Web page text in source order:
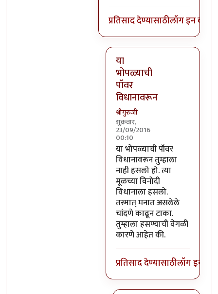
प्रतिसाद देण्यासाठीलॉग इन करा
या
भोपळ्याची
पॉवर
विधानावरून
श्रीगुरुजी
शुक्रवार,
23/09/2016
00:10
In reply toवर सांगितलेला अर्थ
या भोपळ्याची पॉवर
विधानावरून तुम्हाला
नाही हसलो हो. त्या
मूळच्या विनोदी
विधानाला हसलो.
तस्मात् मनात असलेले
चांदणे काढून टाका.
तुम्हाला हसण्याची वेगळी
कारणे आहेत की.
प्रतिसाद देण्यासाठीलॉग इन करा